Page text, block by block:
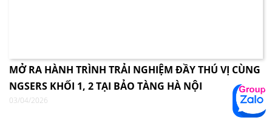
MỞ RA HÀNH TRÌNH TRẢI NGHIỆM ĐẦY THÚ VỊ CÙNG
NGSERS KHỐI 1, 2 TẠI BẢO TÀNG HÀ NỘI
03/04/2026